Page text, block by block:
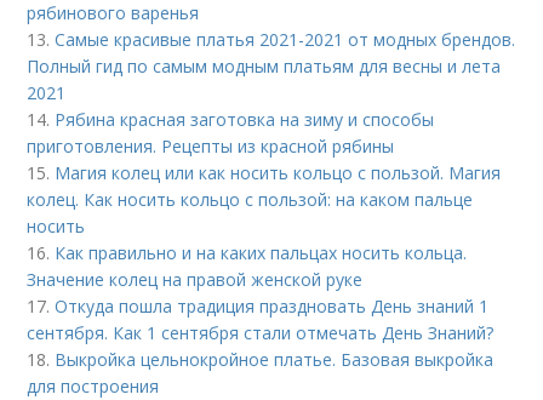
рябинового варенья
13.Самые красивые платья 2021-2021 от модных брендов.
Полный гид по самым модным платьям для весны и лета
2021
14. Рябина красная заготовка на зиму и способы
приготовления. Рецепты из красной рябины
15. Магия колец или как носить кольцо с пользой. Магия
колец. Как носить кольцо с пользой: на каком пальце
носить
16. Как правильно и на каких пальцах носить кольца.
Значение колец на правой женской руке
17.Откуда пошла традиция праздновать День знаний 1
сентября. Как 1 сентября стали отмечать День Знаний?
18. Выкройка цельнокройное платье. Базовая выкройка
для построения